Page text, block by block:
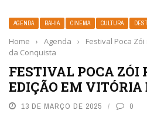
AGENDA BAHIA CINEMA CULTURA
Home › Agenda ›
Festival Poca Zói
da Conquista
FESTIVAL POCA ZÓI
EDIÇÃO EM VITÓRIA
13 DE MARÇO DE 2025 0